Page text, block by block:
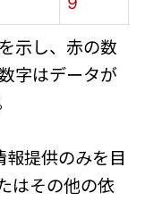
示し、赤の数
字はデータが
提供のみを目
はその他の依